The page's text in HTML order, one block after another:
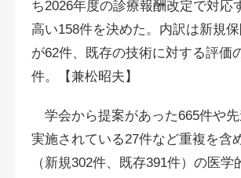
ち2026年度の診療報酬改定で対応
高い158件を決めた。内訳は新規
が62件、既存の技術に対する評価
件。【兼松昭夫】
学会から提案があった665件や
実施されている27件など重複を含
（新規302件、既存391件）の医学